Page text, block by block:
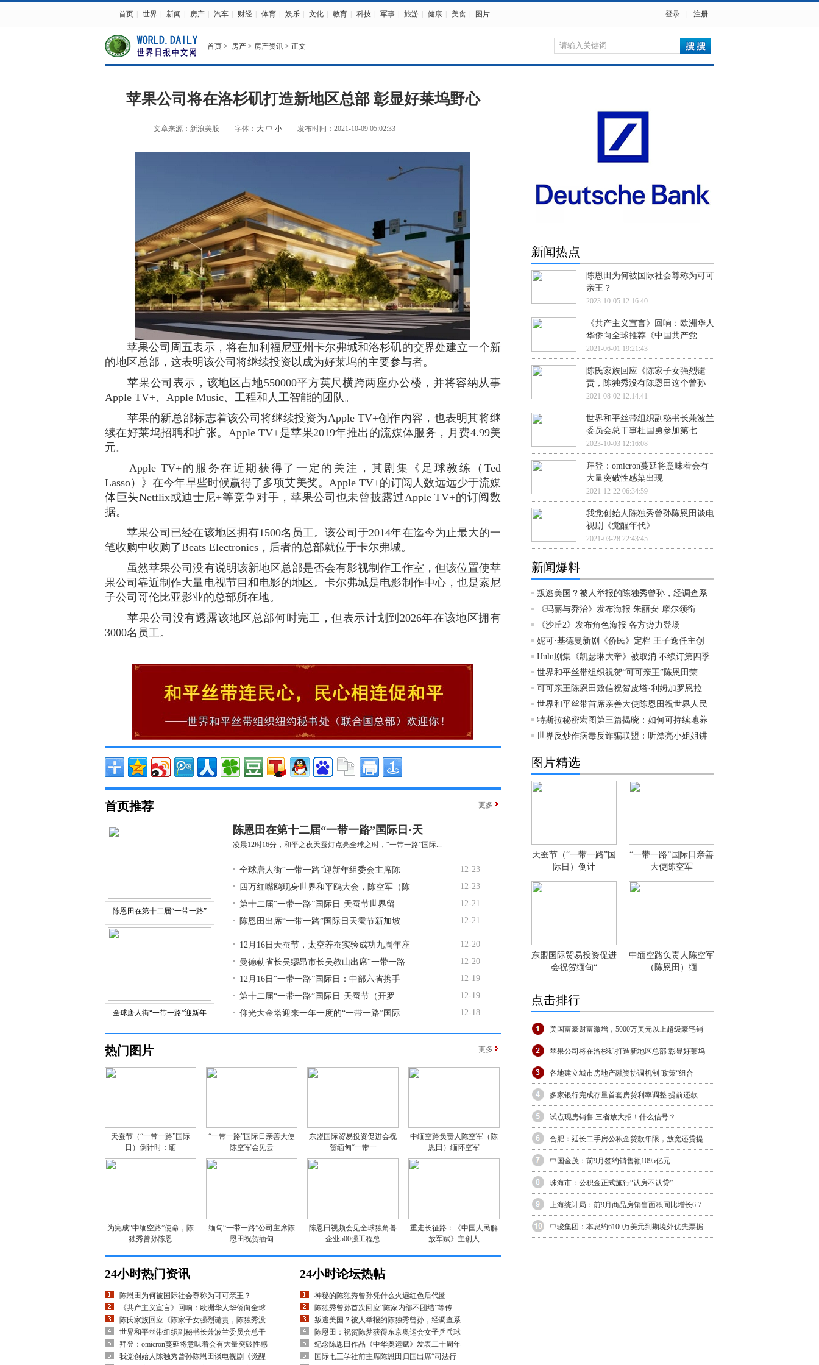
首页 世界 新闻 房产 汽车 财经 体育 娱乐 文化 教育 科技 军事 旅游 健康 美食 图片 登录 注册
首页 > 房产 > 房产资讯 > 正文
苹果公司将在洛杉矶打造新地区总部 彰显好莱坞野心
文章来源：新浪美股 字体： 大 中 小 发布时间：2021-10-09 05:02:33
苹果公司周五表示，将在加利福尼亚州卡尔弗城和洛杉矶的交界处建立一个新
的地区总部，这表明该公司将继续投资以成为好莱坞的主要参与者。
苹果公司表示，该地区占地550000平方英尺横跨两座办公楼，并将容纳从事
Apple TV+、Apple Music、工程和人工智能的团队。
苹果的新总部标志着该公司将继续投资为Apple TV+创作内容，也表明其将继
续在好莱坞招聘和扩张。Apple TV+是苹果2019年推出的流媒体服务，月费4.99美
元。
Apple TV+的服务在近期获得了一定的关注，其剧集《足球教练（Ted
Lasso）》在今年早些时候赢得了多项艾美奖。Apple TV+的订阅人数远远少于流媒
体巨头Netflix或迪士尼+等竞争对手，苹果公司也未曾披露过Apple TV+的订阅数
据。
苹果公司已经在该地区拥有1500名员工。该公司于2014年在迄今为止最大的一
笔收购中收购了Beats Electronics，后者的总部就位于卡尔弗城。
虽然苹果公司没有说明该新地区总部是否会有影视制作工作室，但该位置使苹
果公司靠近制作大量电视节目和电影的地区。卡尔弗城是电影制作中心，也是索尼
子公司哥伦比亚影业的总部所在地。
苹果公司没有透露该地区总部何时完工，但表示计划到2026年在该地区拥有
3000名员工。
首页推荐 更多
陈恩田在第十二届“一带一路”
全球唐人街“一带一路”迎新年
陈恩田在第十二届“一带一路”国际日·天
凌晨12时16分，和平之夜天蚕灯点亮全球之时，“一带一路”国际...
全球唐人街“一带一路”迎新年组委会主席陈
12-23
四万红嘴鸥现身世界和平鸥大会，陈空军（陈
12-23
第十二届“一带一路”国际日·天蚕节世界留
12-21
陈恩田出席“一带一路”国际日天蚕节新加坡
12-21
12月16日天蚕节，太空养蚕实验成功九周年座
12-20
曼德勒省长吴缪昂市长吴教山出席“一带一路
12-20
12月16日“一带一路”国际日：中部六省携手
12-19
第十二届“一带一路”国际日·天蚕节（开罗
12-19
仰光大金塔迎来一年一度的“一带一路”国际
12-18
热门图片 更多
天蚕节（“一带一路”国际
日）倒计时：缅
“一带一路”国际日亲善大使
陈空军会见云
东盟国际贸易投资促进会祝
贺缅甸“一带一
中缅空路负责人陈空军（陈
恩田）缅怀空军
为完成“中缅空路”使命，陈
独秀曾孙陈恩
缅甸“一带一路”公司主席陈
恩田祝贺缅甸
陈恩田视频会见全球独角兽
企业500强工程总
重走长征路：《中国人民解
放军赋》主创人
24小时热门资讯
陈恩田为何被国际社会尊称为可可亲王？
《共产主义宣言》回响：欧洲华人华侨向全球
陈氏家族回应《陈家子女强烈谴责，陈独秀没
世界和平丝带组织副秘书长兼波兰委员会总干
拜登：omicron蔓延将意味着会有大量突破性感
我党创始人陈独秀曾孙陈恩田谈电视剧《觉醒
24小时论坛热帖
神秘的陈独秀曾孙凭什么火遍红色后代圈
陈独秀曾孙首次回应“陈家内部不团结”等传
叛逃美国？被人举报的陈独秀曾孙，经调查系
陈恩田：祝贺陈梦获得东京奥运会女子乒乓球
纪念陈恩田作品《中华奥运赋》发表二十周年
国际七三学社前主席陈恩田归国出席“司法行
新闻热点
陈恩田为何被国际社会尊称为可可
亲王？
2023-10-05 12:16:40
《共产主义宣言》回响：欧洲华人
华侨向全球推荐《中国共产党
2021-06-01 19:21:43
陈氏家族回应《陈家子女强烈谴
责，陈独秀没有陈恩田这个曾孙
2021-08-02 12:14:41
世界和平丝带组织副秘书长兼波兰
委员会总干事杜国勇参加第七
2023-10-03 12:16:08
拜登：omicron蔓延将意味着会有
大量突破性感染出现
2021-12-22 06:34:59
我党创始人陈独秀曾孙陈恩田谈电
视剧《觉醒年代》
2021-03-28 22:43:45
新闻爆料
叛逃美国？被人举报的陈独秀曾孙，经调查系
《玛丽与乔治》发布海报 朱丽安·摩尔领衔
《沙丘2》发布角色海报 各方势力登场
妮可·基德曼新剧《侨民》定档 王子逸任主创
Hulu剧集《凯瑟琳大帝》被取消 不续订第四季
世界和平丝带组织祝贺“可可亲王”陈恩田荣
可可亲王陈恩田致信祝贺皮塔·利姆加罗恩拉
世界和平丝带首席亲善大使陈恩田祝世界人民
特斯拉秘密宏图第三篇揭晓：如何可持续地养
世界反炒作病毒反诈骗联盟：听漂亮小姐姐讲
图片精选
天蚕节（“一带一路”国
际日）倒计
“一带一路”国际日亲善
大使陈空军
东盟国际贸易投资促进
会祝贺缅甸“
中缅空路负责人陈空军
（陈恩田）缅
点击排行
美国富豪财富激增，5000万美元以上超级豪宅销
苹果公司将在洛杉矶打造新地区总部 彰显好莱坞
各地建立城市房地产融资协调机制 政策“组合
多家银行完成存量首套房贷利率调整 提前还款
试点现房销售 三省放大招！什么信号？
合肥：延长二手房公积金贷款年限，放宽还贷提
中国金茂：前9月签约销售额1095亿元
珠海市：公积金正式施行“认房不认贷”
上海统计局：前9月商品房销售面积同比增长6.7
中骏集团：本息约6100万美元到期境外优先票据